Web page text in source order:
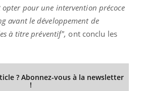
pour une intervention précoce
avant le développement de
à titre préventif", ont conclu les
? Abonnez-vous à la newsletter
!